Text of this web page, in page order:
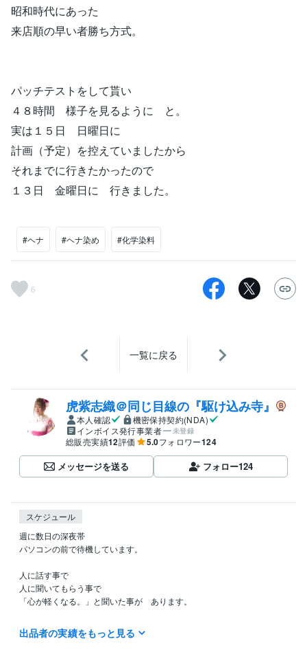
昭和時代にあった
来店順の早い者勝ち方式。
パッチテストをして貰い
４８時間 様子を見るように と。
実は１５日 日曜日に
計画（予定）を控えていましたから
それまでに行きたかったので
１３日 金曜日に 行きました。
#ヘナ #ヘナ染め #化学染料
6
一覧に戻る
虎紫志織＠同じ目線の『駆け込み寺』
本人確認
機密保持契約(NDA)
インボイス発行事業者
未登録
総販売実績12評価 5.0フォロワー124
メッセージを送る フォロー124
スケジュール
週に数日の深夜帯
パソコンの前で待機しています。
人に話す事で
人に聞いてもらう事で
「心が軽くなる。」と聞いた事が　あります。
「男」から「女」へと　性別を変えた私が
皆さんの「心の声」を　お聞きします。
出品者の実績をもっと見る